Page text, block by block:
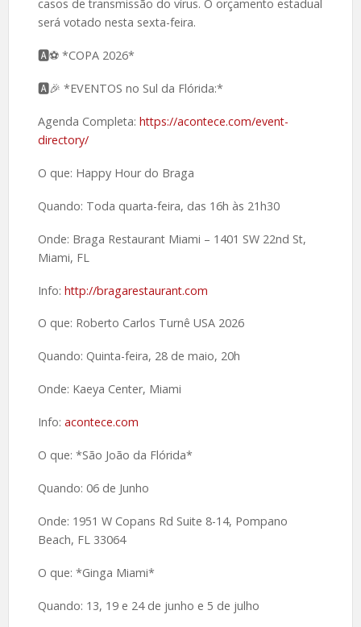
casos de transmissão do vírus. O orçamento estadual
será votado nesta sexta-feira.
🅰️⚽ *COPA 2026*
🅰️🎉 *EVENTOS no Sul da Flórida:*
Agenda Completa: https://acontece.com/event-
directory/
O que: Happy Hour do Braga
Quando: Toda quarta-feira, das 16h às 21h30
Onde: Braga Restaurant Miami – 1401 SW 22nd St,
Miami, FL
Info: http://bragarestaurant.com
O que: Roberto Carlos Turnê USA 2026
Quando: Quinta-feira, 28 de maio, 20h
Onde: Kaeya Center, Miami
Info: acontece.com
O que: *São João da Flórida*
Quando: 06 de Junho
Onde: 1951 W Copans Rd Suite 8-14, Pompano
Beach, FL 33064
O que: *Ginga Miami*
Quando: 13, 19 e 24 de junho e 5 de julho